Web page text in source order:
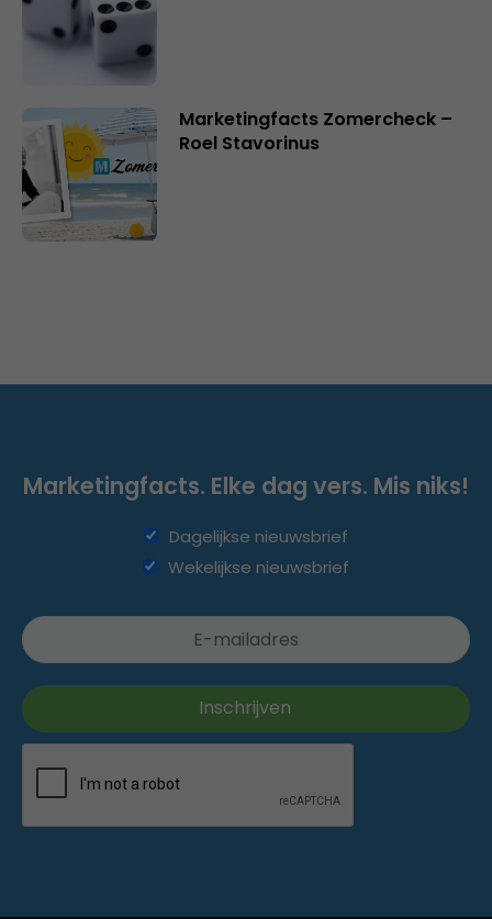
Marketingfacts Zomercheck –
Roel Stavorinus
Marketingfacts. Elke dag vers. Mis niks!
Dagelijkse nieuwsbrief
Wekelijkse nieuwsbrief